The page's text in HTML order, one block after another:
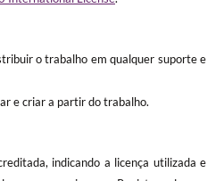
o trabalho em qualquer suporte e
e criar a partir do trabalho.
indicando a licença utilizada e